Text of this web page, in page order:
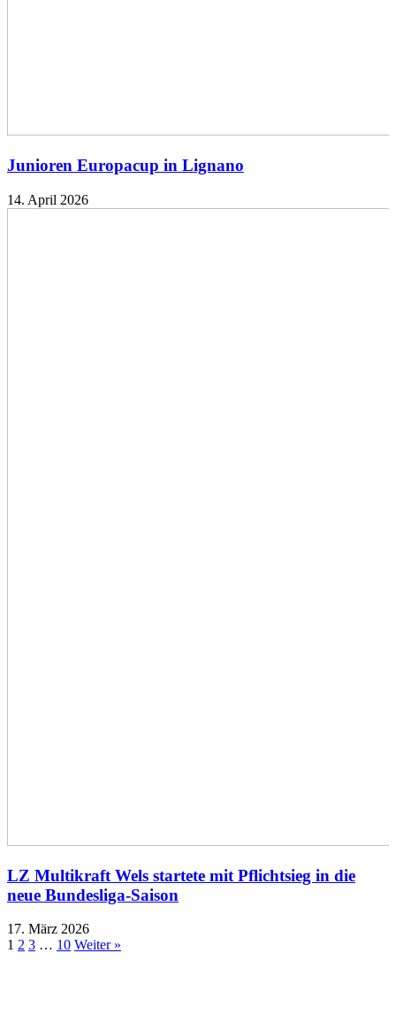
Junioren Europacup in Lignano
14. April 2026
LZ Multikraft Wels startete mit Pflichtsieg in die
neue Bundesliga-Saison
17. März 2026
1 2 3 … 10 Weiter »